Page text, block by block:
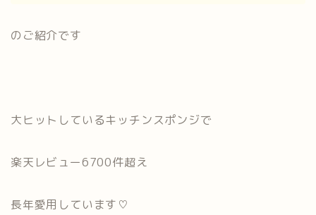
のご紹介です
大ヒットしているキッチンスポンジで
楽天レビュー6700件超え
長年愛用しています♡